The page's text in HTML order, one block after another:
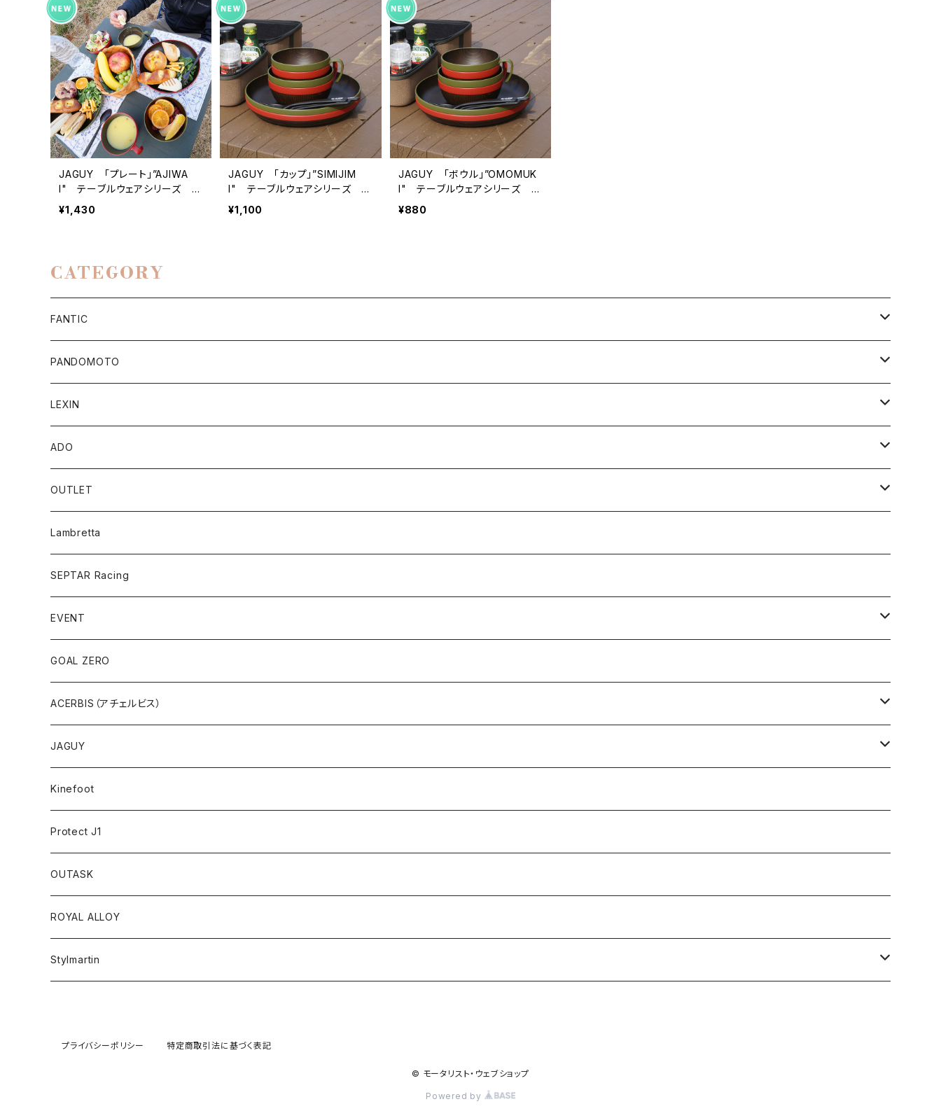
JAGUY 「プレート」”AJIWA
I" テーブルウェアシリーズ
『あじわい』
¥1,430
JAGUY 「カップ」”SIMIJIM
I" テーブルウェアシリーズ
『しみじみ』
¥1,100
JAGUY 「ボウル」”OMOMUK
I" テーブルウェアシリーズ
『おもむき』
¥880
CATEGORY
FANTIC
Apparel/Goods
Accessory Parts
CABALLERO
ENDURO/MOTARD
e-Bike
SpeedFun
PANDOMOTO
ジャケット
MEN
WOMEN
トップス
パンツ
MEN
WOMEN
アンダーウエア
MEN
WOMEN
プロテクター
ブーツ
アクセサリー
アウトレット
LEXIN
Bluetoothスピーカー
ポータブルスピーカー
バイク用スピーカー
ポータブル電動空気入れ
バイク用Bluetoothインカム
ADO
電動アシスト自転車
折り畳み
Folding Bike
eBike
型式認定
OUTLET
TCX オフロードブーツ
Lambretta
SEPTAR Racing
EVENT
アサマ・スクランブラーミーティング
GOAL ZERO
ACERBIS（アチェルビス）
バッグ、アクセサリ
プラスティック
アンダーウェア
JAGUY
COOLER
テーブルウェア
アクセサリー
ギアコンテナ
Kinefoot
Protect J1
OUTASK
ROYAL ALLOY
Stylmartin
VERTIGO
Sneaker
プライバシーポリシー 特定商取引法に基づく表記
© モータリスト・ウェブショップ
Powered by